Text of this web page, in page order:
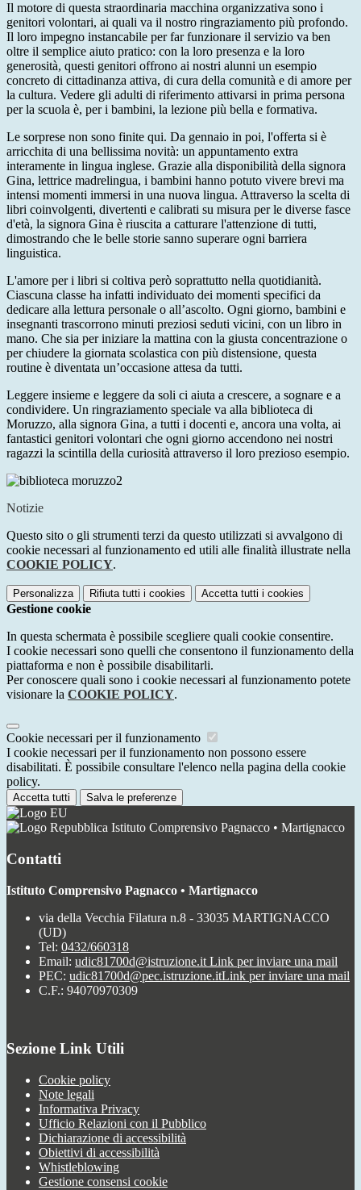
Il motore di questa straordinaria macchina organizzativa sono i
genitori volontari, ai quali va il nostro ringraziamento più profondo.
Il loro impegno instancabile per far funzionare il servizio va ben
oltre il semplice aiuto pratico: con la loro presenza e la loro
generosità, questi genitori offrono ai nostri alunni un esempio
concreto di cittadinanza attiva, di cura della comunità e di amore per
la cultura. Vedere gli adulti di riferimento attivarsi in prima persona
per la scuola è, per i bambini, la lezione più bella e formativa.
Le sorprese non sono finite qui. Da gennaio in poi, l'offerta si è
arricchita di una bellissima novità: un appuntamento extra
interamente in lingua inglese. Grazie alla disponibilità della signora
Gina, lettrice madrelingua, i bambini hanno potuto vivere brevi ma
intensi momenti immersi in una nuova lingua. Attraverso la scelta di
libri coinvolgenti, divertenti e calibrati su misura per le diverse fasce
d'età, la signora Gina è riuscita a catturare l'attenzione di tutti,
dimostrando che le belle storie sanno superare ogni barriera
linguistica.
L'amore per i libri si coltiva però soprattutto nella quotidianità.
Ciascuna classe ha infatti individuato dei momenti specifici da
dedicare alla lettura personale o all’ascolto. Ogni giorno, bambini e
insegnanti trascorrono minuti preziosi seduti vicini, con un libro in
mano. Che sia per iniziare la mattina con la giusta concentrazione o
per chiudere la giornata scolastica con più distensione, questa
routine è diventata un’occasione attesa da tutti.
Leggere insieme e leggere da soli ci aiuta a crescere, a sognare e a
condividere. Un ringraziamento speciale va alla biblioteca di
Moruzzo, alla signora Gina, a tutti i docenti e, ancora una volta, ai
fantastici genitori volontari che ogni giorno accendono nei nostri
ragazzi la scintilla della curiosità attraverso il loro prezioso esempio.
Notizie
Questo sito o gli strumenti terzi da questo utilizzati si avvalgono di
cookie necessari al funzionamento ed utili alle finalità illustrate nella
COOKIE POLICY.
Personalizza Rifiuta tutti i cookies Accetta tutti i cookies
Gestione cookie
In questa schermata è possibile scegliere quali cookie consentire.
I cookie necessari sono quelli che consentono il funzionamento della
piattaforma e non è possibile disabilitarli.
Per conoscere quali sono i cookie necessari al funzionamento potete
visionare la COOKIE POLICY.
Cookie necessari per il funzionamento
I cookie necessari per il funzionamento non possono essere
disabilitati. È possibile consultare l'elenco nella pagina della cookie
policy.
Accetta tutti Salva le preferenze
Istituto Comprensivo Pagnacco • Martignacco
Contatti
Istituto Comprensivo Pagnacco • Martignacco
via della Vecchia Filatura n.8 - 33035 MARTIGNACCO
(UD)
Tel: 0432/660318
Email: udic81700d@istruzione.it Link per inviare una mail
PEC: udic81700d@pec.istruzione.itLink per inviare una mail
C.F.: 94070970309
Sezione Link Utili
Cookie policy
Note legali
Informativa Privacy
Ufficio Relazioni con il Pubblico
Dichiarazione di accessibilità
Obiettivi di accessibilità
Whistleblowing
Gestione consensi cookie